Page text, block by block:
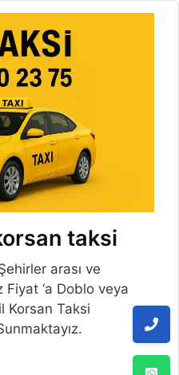
taksi
arası ve
‘a Doblo veya
Korsan Taksi